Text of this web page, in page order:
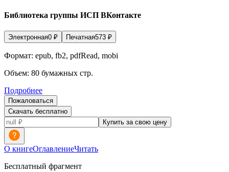
Библиотека группы ИСП ВКонтакте
Электронная0 ₽ Печатная573 ₽
Формат: epub, fb2, pdfRead, mobi
Объем: 80 бумажных стр.
Подробнее
Пожаловаться
Скачать бесплатно
Купить за свою цену
О книгеОглавлениеЧитать
Бесплатный фрагмент